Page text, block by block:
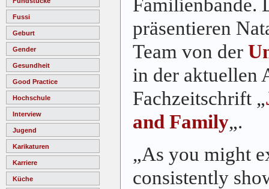
Fussi
Geburt
Gender
Gesundheit
Good Practice
Hochschule
Interview
Jugend
Karikaturen
Karriere
Küche
Familienbande.
präsentieren
Team von der
in der aktuellen
Fachzeitschrift „
and Family„.
„As you might
consistently